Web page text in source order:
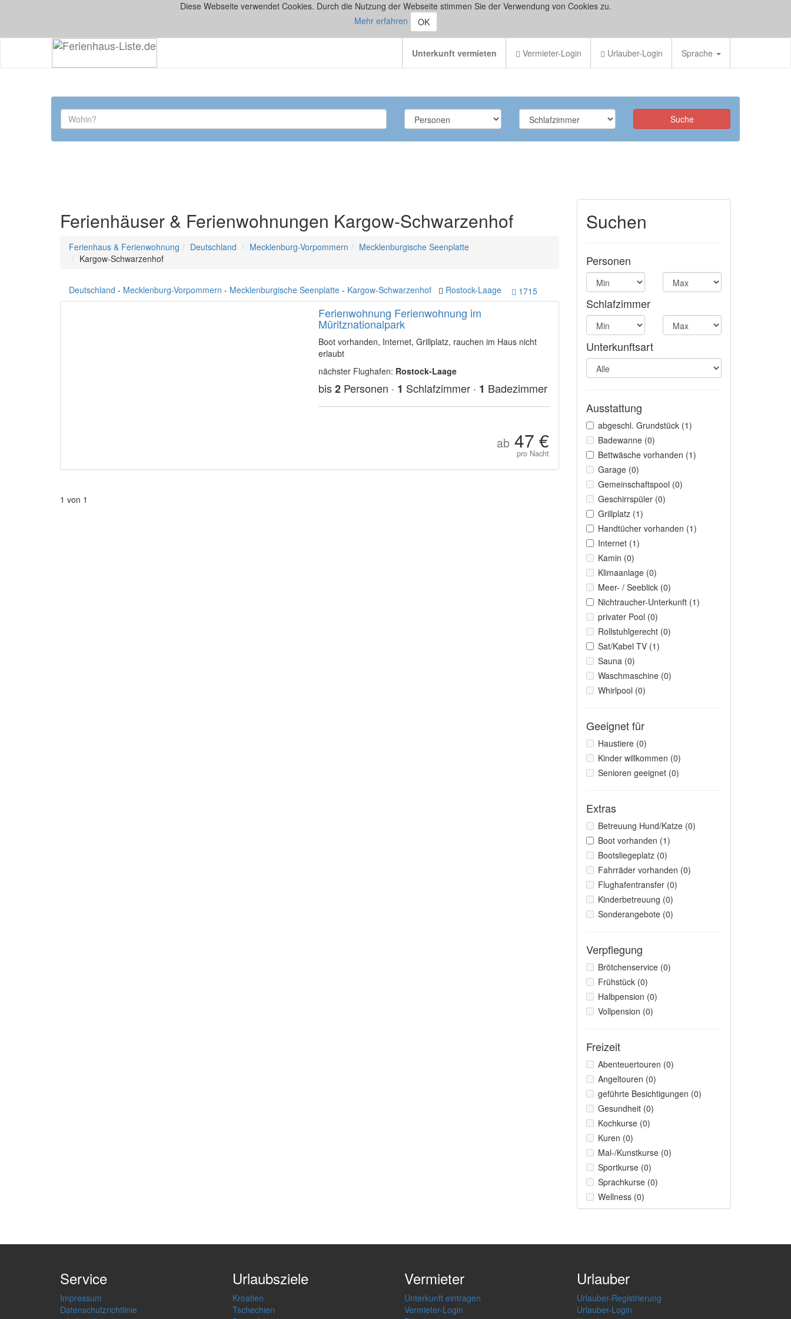
Diese Webseite verwendet Cookies. Durch die Nutzung der Webseite stimmen Sie der Verwendung von Cookies zu.
Mehr erfahren
OK
Unterkunft vermieten Vermieter-Login Urlauber-Login Sprache
Suchen
Personen
Schlafzimmer
Unterkunftsart
Ausstattung
abgeschl. Grundstück (1)
Badewanne (0)
Bettwäsche vorhanden (1)
Garage (0)
Gemeinschaftspool (0)
Geschirrspüler (0)
Grillplatz (1)
Handtücher vorhanden (1)
Internet (1)
Kamin (0)
Klimaanlage (0)
Meer- / Seeblick (0)
Nichtraucher-Unterkunft (1)
privater Pool (0)
Rollstuhlgerecht (0)
Sat/Kabel TV (1)
Sauna (0)
Waschmaschine (0)
Whirlpool (0)
Geeignet für
Haustiere (0)
Kinder willkommen (0)
Senioren geeignet (0)
Extras
Betreuung Hund/Katze (0)
Boot vorhanden (1)
Bootsliegeplatz (0)
Fahrräder vorhanden (0)
Flughafentransfer (0)
Kinderbetreuung (0)
Sonderangebote (0)
Verpflegung
Brötchenservice (0)
Frühstück (0)
Halbpension (0)
Vollpension (0)
Freizeit
Abenteuertouren (0)
Angeltouren (0)
geführte Besichtigungen (0)
Gesundheit (0)
Kochkurse (0)
Kuren (0)
Mal-/Kunstkurse (0)
Sportkurse (0)
Sprachkurse (0)
Wellness (0)
Ferienhäuser & Ferienwohnungen Kargow-Schwarzenhof
Ferienhaus & Ferienwohnung Deutschland Mecklenburg-Vorpommern
Mecklenburgische Seenplatte
Kargow-Schwarzenhof
Deutschland - Mecklenburg-Vorpommern - Mecklenburgische Seenplatte - Kargow-Schwarzenhof Rostock-Laage 1715
Ferienwohnung Ferienwohnung im
Müritznationalpark
Boot vorhanden, Internet, Grillplatz, rauchen im Haus nicht
erlaubt
nächster Flughafen: Rostock-Laage
bis2Personen · 1 Schlafzimmer · 1 Badezimmer
ab 47 €
pro Nacht
1 von 1
Service
Impressum
Datenschutzrichtlinie
Urlaubsziele
Kroatien
Tschechien
Vermieter
Unterkunft eintragen
Vermieter-Login
Urlauber
Urlauber-Registrierung
Urlauber-Login